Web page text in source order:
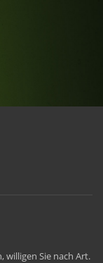
willigen Sie nach Art.